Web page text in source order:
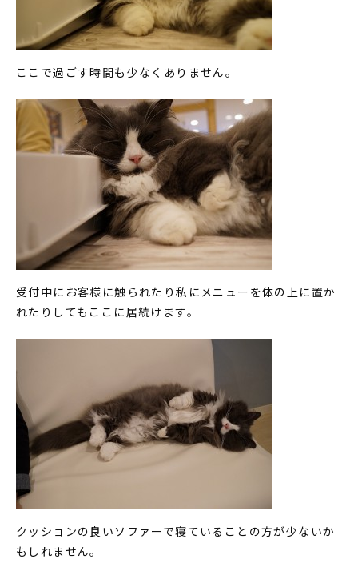
ここで過ごす時間も少なくありません。
受付中にお客様に触られたり私にメニューを体の上に置か
れたりしてもここに居続けます。
クッションの良いソファーで寝ていることの方が少ないか
もしれません。